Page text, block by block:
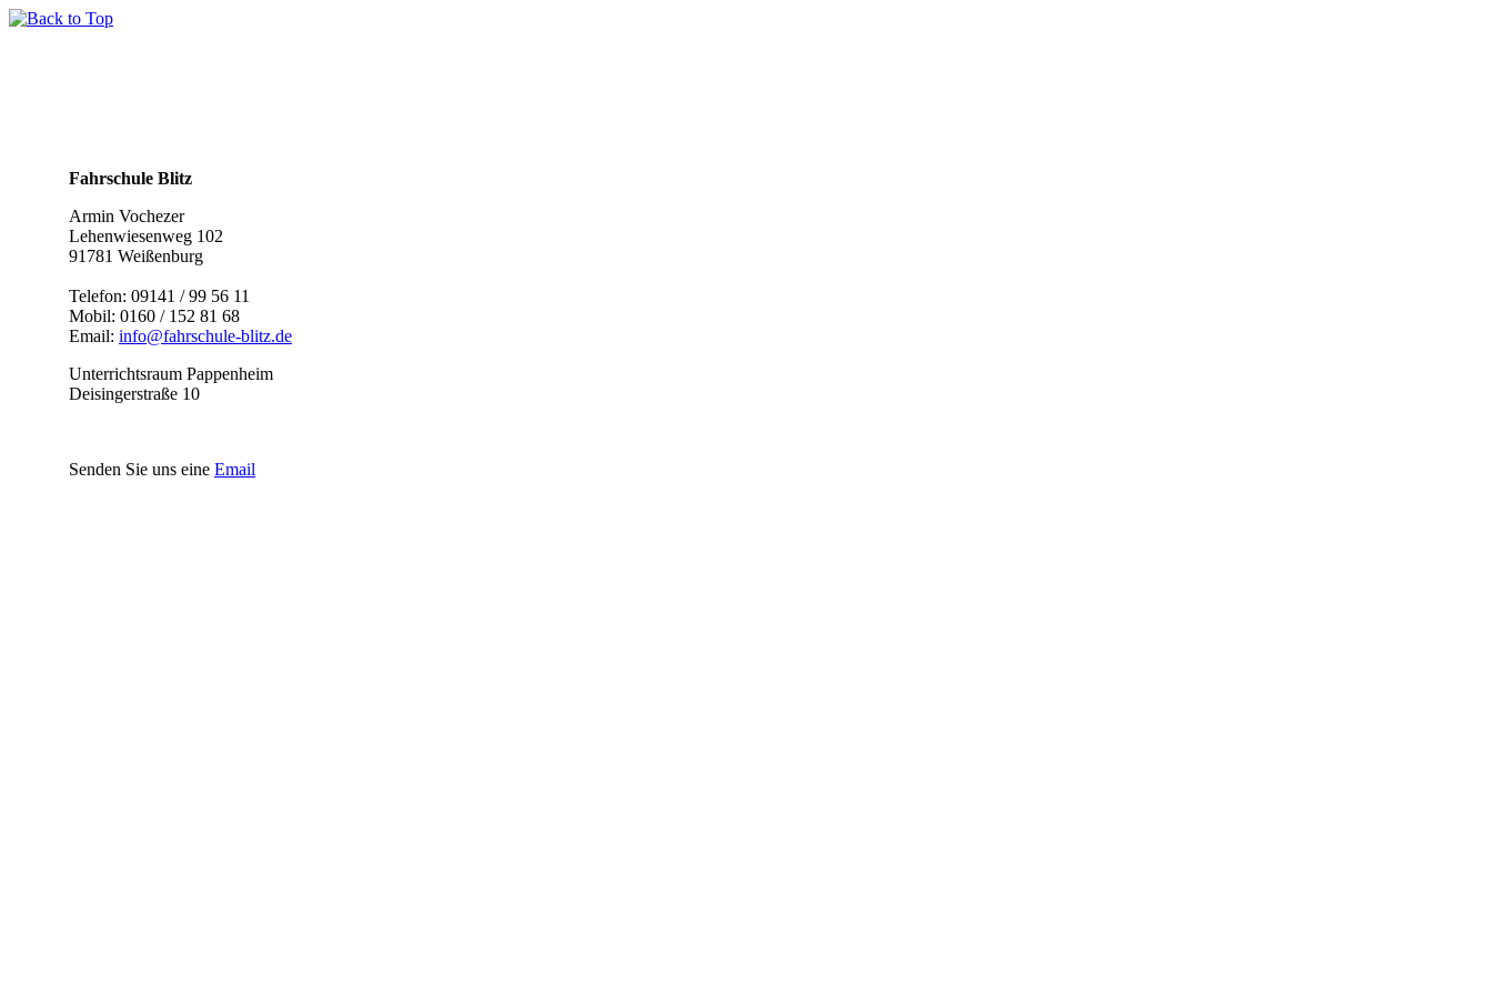
Fahrschule Blitz
Armin Vochezer
Lehenwiesenweg 102
91781 Weißenburg
Telefon: 09141 / 99 56 11
Mobil: 0160 / 152 81 68
Email: info@fahrschule-blitz.de
Unterrichtsraum Pappenheim
Deisingerstraße 10
Senden Sie uns eine Email